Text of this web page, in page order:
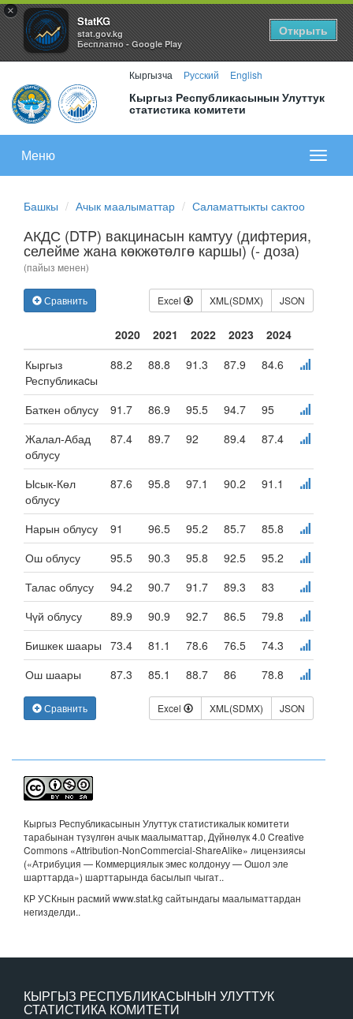
×
StatKG
stat.gov.kg
Бесплатно - Google Play
Открыть
Кыргызча Русский English
Кыргыз Республикасынын Улуттук
статистика комитети
меню
Меню
Башкы Ачык маалыматтар Саламаттыкты сактоо
АКДС (DTP) вакцинасын камтуу (дифтерия,
селейме жана көкжөтөлгө каршы) (- доза)
(пайыз менен)
Сравнить Excel XML(SDMX) JSON
2020 2021 2022 2023
2024
Кыргыз
Республикаcы
88.2 88.8 91.3 87.9 84.6
Баткен облусу 91.7 86.9 95.5 94.7
95
Жалал-Абад
облусу
87.4 89.7 92 89.4 87.4
Ысык-Көл
облусу
87.6 95.8 97.1 90.2 91.1
Нарын облусу 91 96.5 95.2 85.7
85.8
Ош облусу
95.5 90.3 95.8 92.5
95.2
Талас облусу
94.2 90.7 91.7 89.3
83
Чүй облусу
89.9 90.9 92.7 86.5
79.8
Бишкек шаары 73.4 81.1 78.6 76.5
74.3
Ош шаары
87.3 85.1 88.7 86 78.8
Сравнить Excel XML(SDMX) JSON
Кыргыз Республикасынын Улуттук статистикалык комитети
тарабынан түзүлгөн ачык маалыматтар, Дүйнөлүк 4.0 Creative
Commons «Attribution-NonCommercial-ShareAlike» лицензиясы
(«Атрибуция — Коммерциялык эмес колдонуу — Ошол эле
шарттарда») шарттарында басылып чыгат..
КР УСКнын расмий www.stat.kg сайтындагы маалыматтардан
негизделди..
КЫРГЫЗ РЕСПУБЛИКАСЫНЫН УЛУТТУК
СТАТИСТИКА КОМИТЕТИ